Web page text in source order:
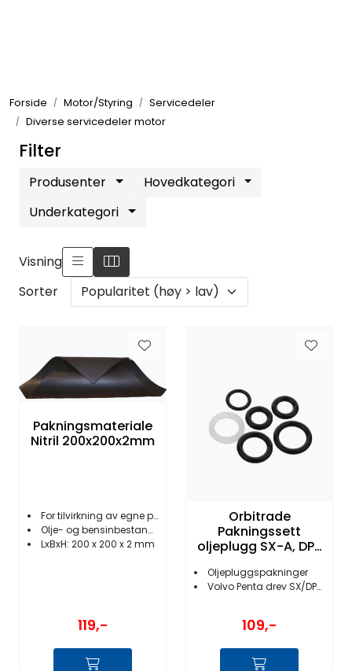
Forside Motor/Styring
Servicedeler
Diverse servicedeler motor
Filter
Produsenter
Hovedkategori
Underkategori
Visning
Sorter
Pakningsmateriale
Nitril 200x200x2mm
For tilvirkning av egne pakninger
Olje- og bensinbestandig nitril
LxBxH: 200 x 200 x 2 mm
119,-
Orbitrade
Pakningssett
oljeplugg SX-A, DP-
Oljepluggspakninger
Volvo Penta drev SX/DP/DPX/XDP
109,-
Elektrisk
Bygg/Innredning
Komfort
VVS
Motor/Styring
Fortøyning
Fritid/Sikkerhet
Båtpleie/Opplag
Nyheter